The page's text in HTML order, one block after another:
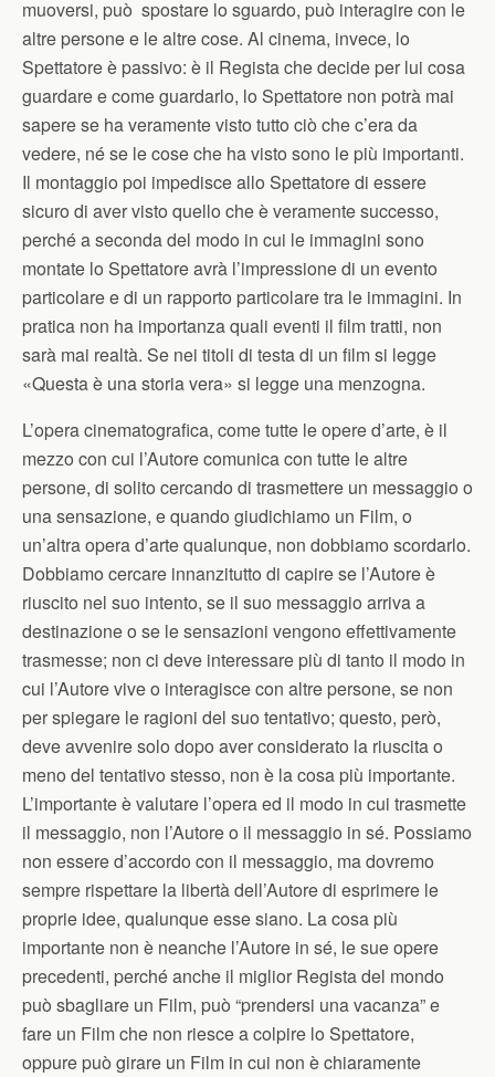
muoversi, può spostare lo sguardo, può interagire con le
altre persone e le altre cose. Al cinema, invece, lo
Spettatore è passivo: è il Regista che decide per lui cosa
guardare e come guardarlo, lo Spettatore non potrà mai
sapere se ha veramente visto tutto ciò che c’era da
vedere, né se le cose che ha visto sono le più importanti.
Il montaggio poi impedisce allo Spettatore di essere
sicuro di aver visto quello che è veramente successo,
perché a seconda del modo in cui le immagini sono
montate lo Spettatore avrà l’impressione di un evento
particolare e di un rapporto particolare tra le immagini. In
pratica non ha importanza quali eventi il film tratti, non
sarà mai realtà. Se nei titoli di testa di un film si legge
«Questa è una storia vera» si legge una menzogna.
L’opera cinematografica, come tutte le opere d’arte, è il
mezzo con cui l’Autore comunica con tutte le altre
persone, di solito cercando di trasmettere un messaggio o
una sensazione, e quando giudichiamo un Film, o
un’altra opera d’arte qualunque, non dobbiamo scordarlo.
Dobbiamo cercare innanzitutto di capire se l’Autore è
riuscito nel suo intento, se il suo messaggio arriva a
destinazione o se le sensazioni vengono effettivamente
trasmesse; non ci deve interessare più di tanto il modo in
cui l’Autore vive o interagisce con altre persone, se non
per spiegare le ragioni del suo tentativo; questo, però,
deve avvenire solo dopo aver considerato la riuscita o
meno del tentativo stesso, non è la cosa più importante.
L’importante è valutare l’opera ed il modo in cui trasmette
il messaggio, non l’Autore o il messaggio in sé. Possiamo
non essere d’accordo con il messaggio, ma dovremo
sempre rispettare la libertà dell’Autore di esprimere le
proprie idee, qualunque esse siano. La cosa più
importante non è neanche l’Autore in sé, le sue opere
precedenti, perché anche il miglior Regista del mondo
può sbagliare un Film, può “prendersi una vacanza” e
fare un Film che non riesce a colpire lo Spettatore,
oppure può girare un Film in cui non è chiaramente